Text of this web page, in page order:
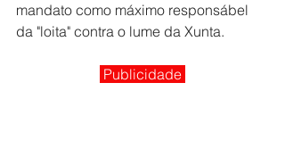
mandato como máximo responsábel
da "loita" contra o lume da Xunta.
Publicidade